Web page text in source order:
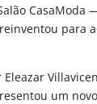
CasaModa
para
um